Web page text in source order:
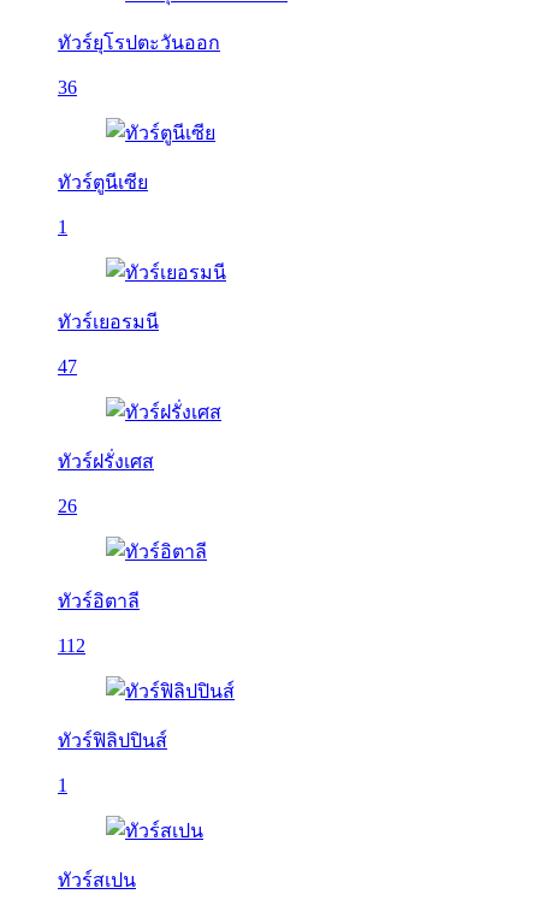
ทัวร์ยุโรปตะวันออก
36
ทัวร์ตูนีเซีย
1
ทัวร์เยอรมนี
47
ทัวร์ฝรั่งเศส
26
ทัวร์อิตาลี
112
ทัวร์ฟิลิปปินส์
1
ทัวร์สเปน